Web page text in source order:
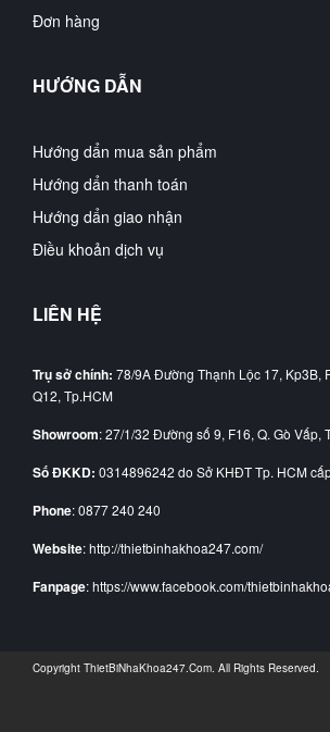
Đơn hàng
HƯỚNG DẪN
Hướng dẩn mua sản phẩm
Hướng dẩn thanh toán
Hướng dẩn giao nhận
Điều khoản dịch vụ
LIÊN HỆ
Trụ sở chính: 78/9A Đường Thạnh Lộc 17, Kp3B,
Q12, Tp.HCM
Showroom: 27/1/32 Đường số 9, F16, Q. Gò Vấp,
Số ĐKKD: 0314896242 do Sở KHĐT Tp. HCM
Phone: 0877 240 240
Website: http://thietbinhakhoa247.com/
Fanpage: https://www.facebook.com/
Copyright ThietBiNhaKhoa247.Com. All Rights Reserved.